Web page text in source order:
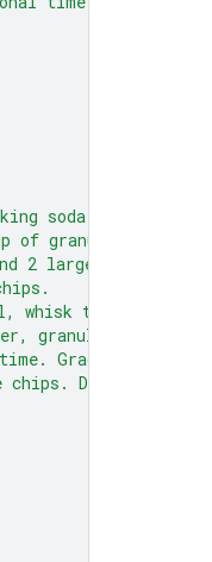
soda,
granulated sugar,
2 large eggs.
whisk together the
granulated sugar,
Gradually beat
Drop by